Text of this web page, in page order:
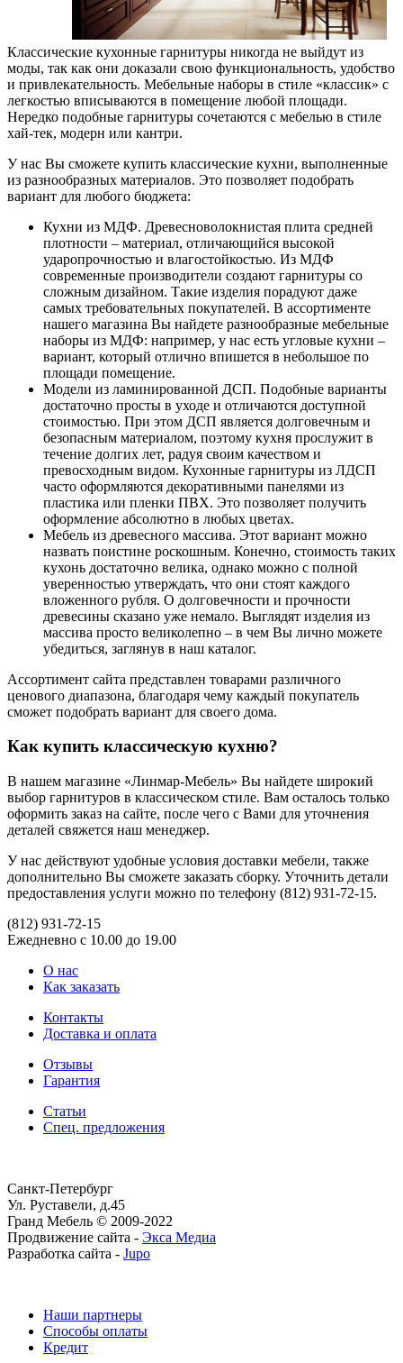
Классические кухонные гарнитуры никогда не выйдут из
моды, так как они доказали свою функциональность, удобство
и привлекательность. Мебельные наборы в стиле «классик» с
легкостью вписываются в помещение любой площади.
Нередко подобные гарнитуры сочетаются с мебелью в стиле
хай-тек, модерн или кантри.
У нас Вы сможете купить классические кухни, выполненные
из разнообразных материалов. Это позволяет подобрать
вариант для любого бюджета:
Кухни из МДФ. Древесноволокнистая плита средней
плотности – материал, отличающийся высокой
ударопрочностью и влагостойкостью. Из МДФ
современные производители создают гарнитуры со
сложным дизайном. Такие изделия порадуют даже
самых требовательных покупателей. В ассортименте
нашего магазина Вы найдете разнообразные мебельные
наборы из МДФ: например, у нас есть угловые кухни –
вариант, который отлично впишется в небольшое по
площади помещение.
Модели из ламинированной ДСП. Подобные варианты
достаточно просты в уходе и отличаются доступной
стоимостью. При этом ДСП является долговечным и
безопасным материалом, поэтому кухня прослужит в
течение долгих лет, радуя своим качеством и
превосходным видом. Кухонные гарнитуры из ЛДСП
часто оформляются декоративными панелями из
пластика или пленки ПВХ. Это позволяет получить
оформление абсолютно в любых цветах.
Мебель из древесного массива. Этот вариант можно
назвать поистине роскошным. Конечно, стоимость таких
кухонь достаточно велика, однако можно с полной
уверенностью утверждать, что они стоят каждого
вложенного рубля. О долговечности и прочности
древесины сказано уже немало. Выглядят изделия из
массива просто великолепно – в чем Вы лично можете
убедиться, заглянув в наш каталог.
Ассортимент сайта представлен товарами различного
ценового диапазона, благодаря чему каждый покупатель
сможет подобрать вариант для своего дома.
Как купить классическую кухню?
В нашем магазине «Линмар-Мебель» Вы найдете широкий
выбор гарнитуров в классическом стиле. Вам осталось только
оформить заказ на сайте, после чего с Вами для уточнения
деталей свяжется наш менеджер.
У нас действуют удобные условия доставки мебели, также
дополнительно Вы сможете заказать сборку. Уточнить детали
предоставления услуги можно по телефону (812) 931-72-15.
(812) 931-72-15
Ежедневно с 10.00 до 19.00
О нас
Как заказать
Контакты
Доставка и оплата
Отзывы
Гарантия
Статьи
Спец. предложения
Санкт-Петербург
Ул. Руставели, д.45
Гранд Мебель © 2009-2022
Продвижение сайта - Экса Медиа
Разработка сайта - Jupo
Наши партнеры
Способы оплаты
Кредит